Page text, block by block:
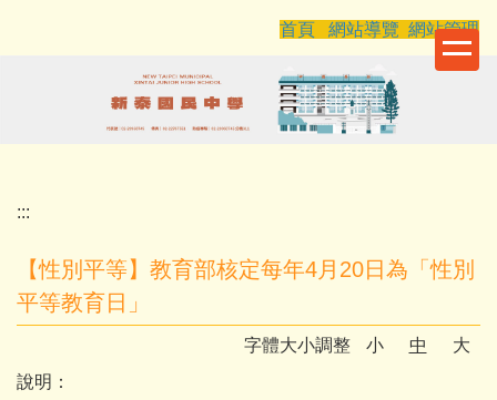
首頁 網站導覽 網站管理
:::
【性別平等】教育部核定每年4月20日為「性別
平等教育日」
字體大小調整 小 中
大
說明：